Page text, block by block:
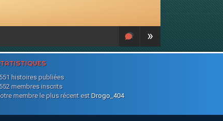
»
histoires publiées
membres inscrits
membre le plus récent estDrogo_404